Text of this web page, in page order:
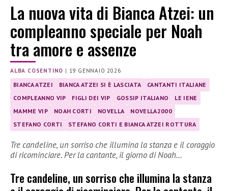
La nuova vita di Bianca Atzei: un
compleanno speciale per Noah
tra amore e assenze
ALBA COSENTINO | 19 GENNAIO 2026
BIANCA ATZEI BIANCA ATZEI SI È LASCIATA
CANTANTI ITALIANE
COMPLEANNO VIP
FIGLI DEI VIP GOSSIP ITALIANO
LE IENE
MAMME VIP
NOAH CORTI NOVELLA
NOVELLA2000
STEFANO CORTI
STEFANO CORTI E BIANCA ATZEI ROTTURA
Tre candeline, un sorriso che illumina la stanza e il coraggio
di ricominciare. Per la cantante, il giorno di Noah…
Tre candeline, un sorriso che illumina la stanza